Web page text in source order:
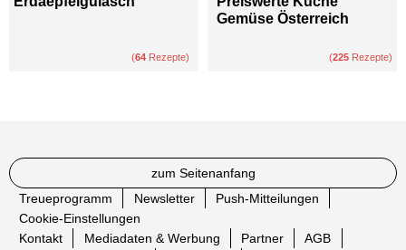
(64 Rezepte)
Gemüse Österreich
(225 Rezepte)
zum Seitenanfang
Treueprogramm
Newsletter
Push-Mitteilungen
Cookie-Einstellungen
Kontakt
Mediadaten & Werbung Partner AGB